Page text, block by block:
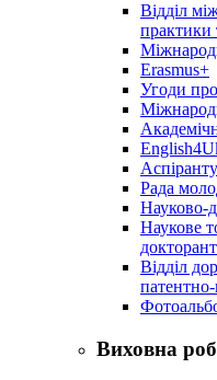
Відділ
практики
Erasmus+
Угоди
Рада
Науково-
Наукове
Відділ
патентно-
Виховна